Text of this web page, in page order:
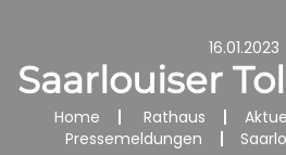
16.01.2023
Saarlouiser
Home Rathaus
Pressemeldungen